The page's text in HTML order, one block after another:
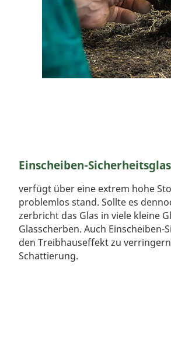
Einscheiben-Sicherheitsglas
verfügt über eine extrem hohe
problemlos stand. Sollte es
zerbricht das Glas in viele kleine
Glasscherben. Auch
den Treibhauseffekt zu
Schattierung.